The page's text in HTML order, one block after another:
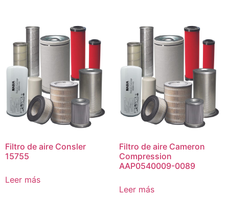
Filtro de aire Consler
15755
Leer más
Filtro de aire Cameron
Compression
AAP0540009-0089
Leer más